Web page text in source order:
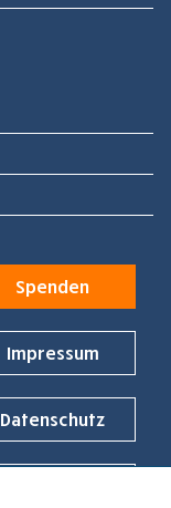
Spenden
Impressum
Datenschutz